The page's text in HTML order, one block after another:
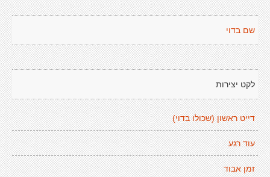
שם בדוי
לקט יצירות
דייט ראשון (שכולו בדוי)
עוד רגע
זמן אבוד